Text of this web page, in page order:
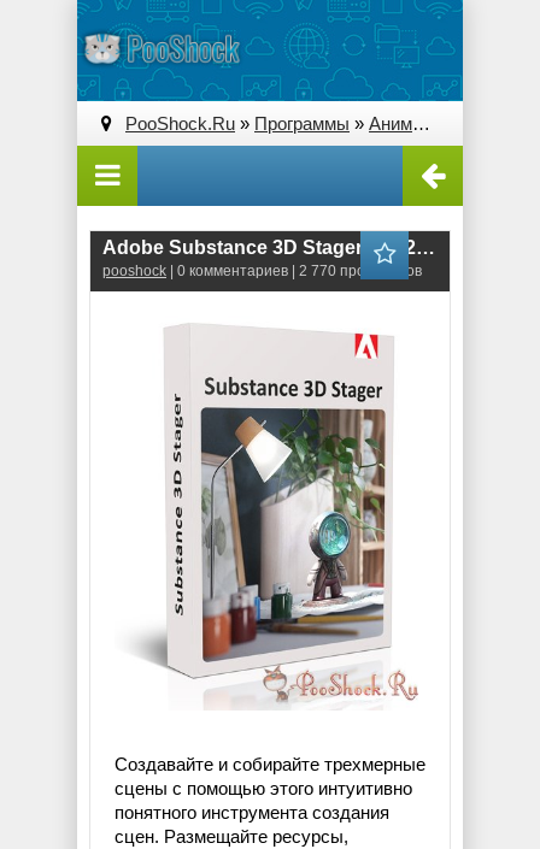
PooShock.Ru » Программы » Анимация и 3D
Adobe Substance 3D Stager (1.1.2.5207) RePack
pooshock | 0 комментариев | 2 770 просмотров
Создавайте и собирайте трехмерные
сцены с помощью этого интуитивно
понятного инструмента создания
сцен. Размещайте ресурсы,